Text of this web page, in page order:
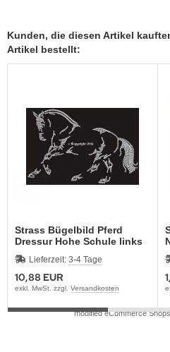
Kunden, die diesen Artikel
Artikel bestellt:
Strass Bügelbild Pferd
Dressur Hohe Schule links
130319
Lieferzeit: 3-4 Tage
10,88 EUR
exkl. MwSt. zzgl. Versandkosten
modified eCommerce